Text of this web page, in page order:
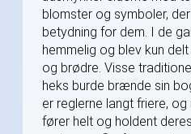
blomster og symboler,
betydning for dem. I de
hemmelig og blev kun
og brødre. Visse
heks burde brænde sin
er reglerne langt friere,
fører helt og holdent